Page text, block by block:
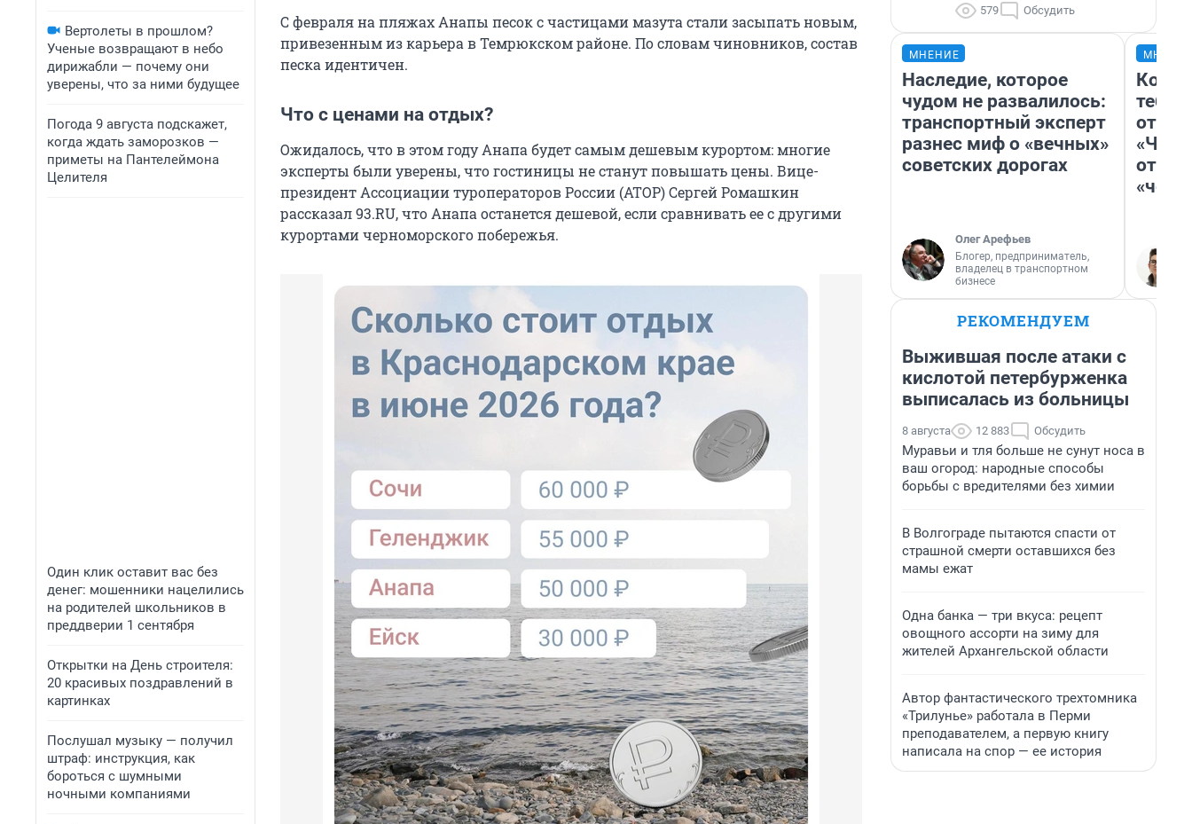
Вертолеты в прошлом?
Ученые возвращают в небо
дирижабли — почему они
уверены, что за ними будущее
Погода 9 августа подскажет,
когда ждать заморозков —
приметы на Пантелеймона
Целителя
Один клик оставит вас без
денег: мошенники нацелились
на родителей школьников в
преддверии 1 сентября
Открытки на День строителя:
20 красивых поздравлений в
картинках
Послушал музыку — получил
штраф: инструкция, как
бороться с шумными
ночными компаниями
С февраля на пляжах Анапы песок с частицами мазута стали засыпать новым,
привезенным из карьера в Темрюкском районе. По словам чиновников, состав
песка идентичен.
Что с ценами на отдых?
Ожидалось, что в этом году Анапа будет самым дешевым курортом: многие
эксперты были уверены, что гостиницы не станут повышать цены. Вице-
президент Ассоциации туроператоров России (АТОР) Сергей Ромашкин
рассказал 93.RU, что Анапа останется дешевой, если сравнивать ее с другими
курортами черноморского побережья.
579 Обсудить
МНЕНИЕ
Наследие, которое
чудом не развалилось:
транспортный эксперт
разнес миф о «вечных»
советских дорогах
Олег Арефьев
Блогер, предприниматель,
владелец в транспортном
бизнесе
тебя
РЕКОМЕНДУЕМ
Выжившая после атаки с
кислотой петербурженка
выписалась из больницы
8 августа 12 883 Обсудить
Муравьи и тля больше не сунут носа в
ваш огород: народные способы
борьбы с вредителями без химии
В Волгограде пытаются спасти от
страшной смерти оставшихся без
мамы ежат
Одна банка — три вкуса: рецепт
овощного ассорти на зиму для
жителей Архангельской области
Автор фантастического трехтомника
«Трилунье» работала в Перми
преподавателем, а первую книгу
написала на спор — ее история